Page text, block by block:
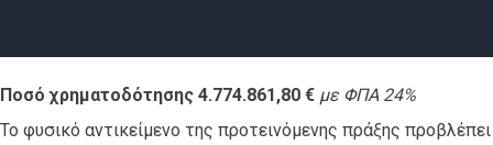
Ποσό χρηματοδότησης 4.774.861,80 € με ΦΠΑ 24%
Το φυσικό αντικείμενο της προτεινόμενης πράξης προβλέπει